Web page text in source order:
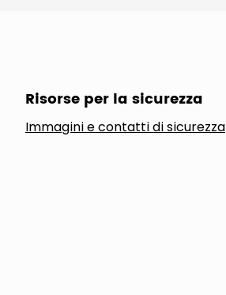
Risorse per la sicurezza
Immagini e contatti di sicurezza